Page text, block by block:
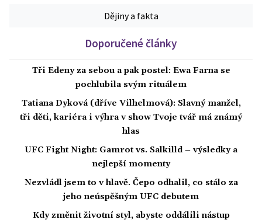
Dějiny a fakta
Doporučené články
Tři Edeny za sebou a pak postel: Ewa Farna se
pochlubila svým rituálem
Tatiana Dyková (dříve Vilhelmová): Slavný manžel,
tři děti, kariéra i výhra v show Tvoje tvář má známý
hlas
UFC Fight Night: Gamrot vs. Salkilld – výsledky a
nejlepší momenty
Nezvládl jsem to v hlavě. Čepo odhalil, co stálo za
jeho neúspěšným UFC debutem
Kdy změnit životní styl, abyste oddálili nástup